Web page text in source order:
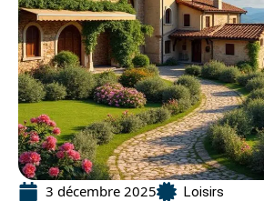
3 décembre 2025 Loisirs